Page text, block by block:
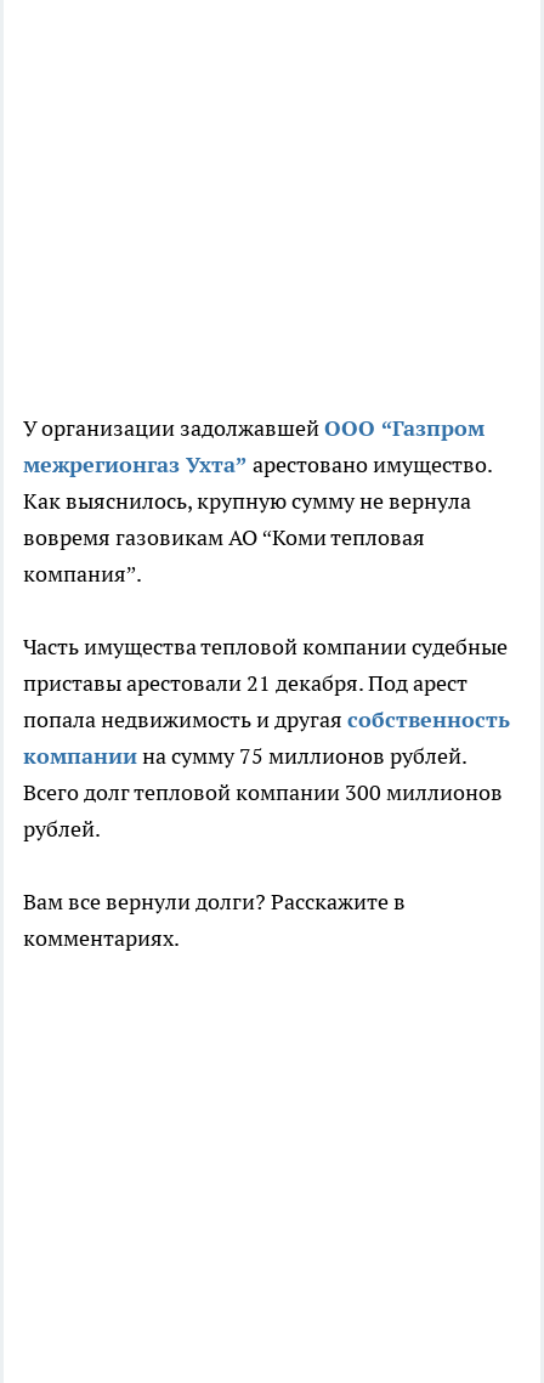
У организации задолжавшейООО “Газпром
межрегионгаз Ухта” арестовано имущество.
Как выяснилось, крупную сумму не вернула
вовремя газовикам АО “Коми тепловая
компания”.
Часть имущества тепловой компании судебные
приставы арестовали 21 декабря. Под арест
попала недвижимость и другая собственность
компаниина сумму 75 миллионов рублей.
Всего долг тепловой компании 300 миллионов
рублей.
Вам все вернули долги? Расскажите в
комментариях.